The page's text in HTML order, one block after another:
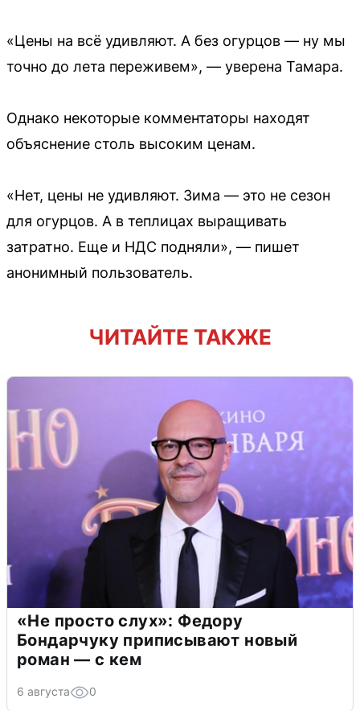
«Цены на всё удивляют. А без огурцов — ну мы
точно до лета переживем», — уверена Тамара.
Однако некоторые комментаторы находят
объяснение столь высоким ценам.
«Нет, цены не удивляют. Зима — это не сезон
для огурцов. А в теплицах выращивать
затратно. Еще и НДС подняли», — пишет
анонимный пользователь.
ЧИТАЙТЕ ТАКЖЕ
«Не просто слух»: Федору
Бондарчуку приписывают новый
роман — с кем
6 августа 0